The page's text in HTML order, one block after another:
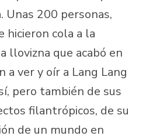
Unas 200 personas,
hicieron cola a la
llovizna que acabó en
a ver y oír a Lang Lang
pero también de sus
filantrópicos, de su
de un mundo en